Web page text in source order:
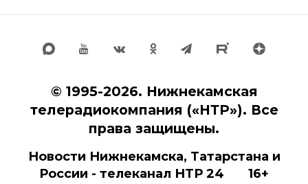
© 1995-2026. Нижнекамская
телерадиокомпания («НТР»). Все
права защищены.
Новости Нижнекамска, Татарстана и
России - телеканал НТР 24 16+